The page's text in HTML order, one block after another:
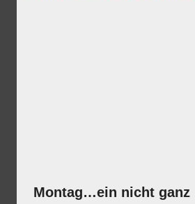
Montag…ein nicht ganz